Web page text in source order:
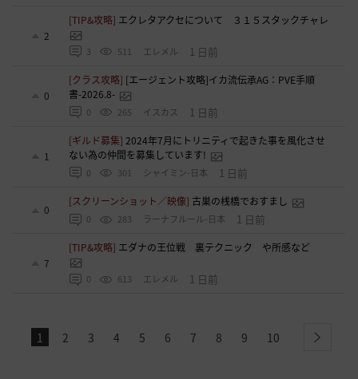
2
[TIP&攻略] エクレタアクセについて ３１５スタックチャレ
3 511 エレメル 1 日前
0
[クラス攻略] [エージェント攻略]イカ流伝承AG：PVE手順
書-2026.8-
0 265 イスカス 1 日前
1
[ギルド募集]2024年7月にトリニティで起きた事を風化させ
ない為の仲間を募集しています!
0 301 シャイミン-日本 1 日前
0
[スクリーンショット／映像] 古巣の桟橋でおすまし
0 283 ラーナフルール-日本 1 日前
7
[TIP&攻略] エダナの王位戦 裏テクニック や所感など
0 613 エレメル 1 日前
1 2 3 4 5 6 7 8 9 10 next